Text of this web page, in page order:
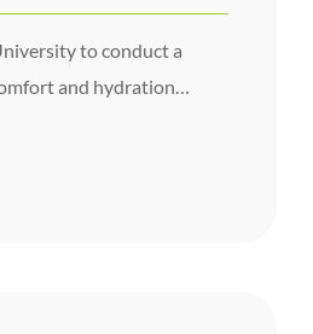
to conduct a
and hydration